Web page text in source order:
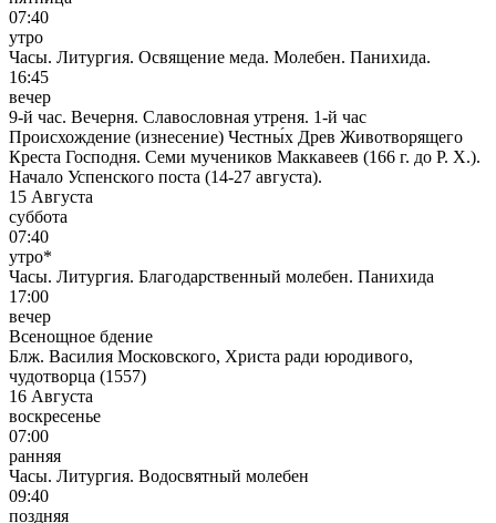
07:40
утро
Часы. Литургия. Освящение меда. Молебен. Панихида.
16:45
вечер
9-й час. Вечерня. Славословная утреня. 1-й час
Происхождение (изнесение) Честны́х Древ Животворящего
Креста Господня. Семи мучеников Маккавеев (166 г. до Р. Х.).
Начало Успенского поста (14-27 августа).
15 Августа
суббота
07:40
утро*
Часы. Литургия. Благодарственный молебен. Панихида
17:00
вечер
Всенощное бдение
Блж. Василия Московского, Христа ради юродивого,
чудотворца (1557)
16 Августа
воскресенье
07:00
ранняя
Часы. Литургия. Водосвятный молебен
09:40
поздняя